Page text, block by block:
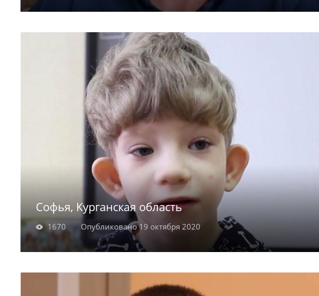
рассудительный Максим увлекается спортом, охотно помогает
взрослым в хозяйственных делах, с интересом занимается
столярным делом.
Софья, Курганская область
1670 Опубликовано 19 октября 2020
ребятами, гулять на улице, участвовать в мероприятиях. Ласковая
и добродушная, она никогда не обидит другого человека.